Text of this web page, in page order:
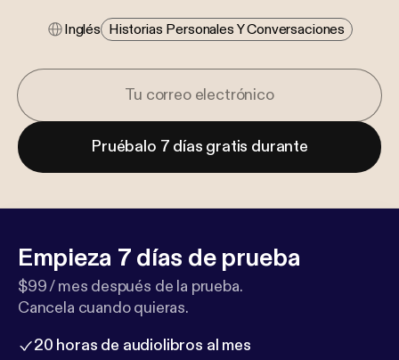
Inglés Historias Personales Y Conversaciones
Pruébalo 7 días gratis durante
Empieza 7 días de prueba
$99 / mes después de la prueba.
Cancela cuando quieras.
20 horas de audiolibros al mes